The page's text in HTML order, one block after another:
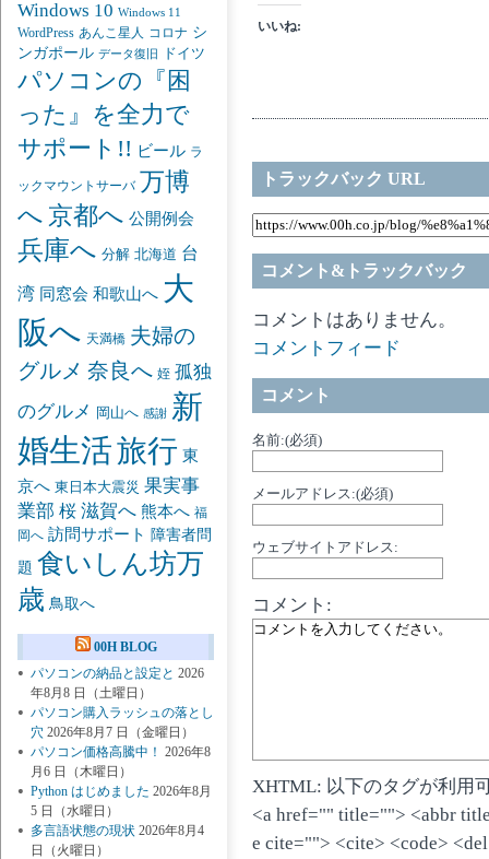
Windows 10 Windows 11
WordPress あんこ星人 コロナ シ
ンガポール データ復旧 ドイツ
パソコンの『困
った』を全力で
サポート!! ビール ラ
ックマウントサーバ 万博
へ 京都へ 公開例会
兵庫へ 分解 北海道 台
湾 同窓会 和歌山へ 大
阪へ 天満橋 夫婦の
グルメ 奈良へ 姪 孤独
のグルメ
岡山へ 感謝 新
婚生活旅行 東
京へ 東日本大震災 果実事
業部 桜 滋賀へ 熊本へ 福
岡へ 訪問サポート 障害者問
題 食いしん坊万
歳 鳥取へ
00H BLOG
パソコンの納品と設定と 2026
年8月8 日（土曜日）
パソコン購入ラッシュの落とし
穴 2026年8月7 日（金曜日）
パソコン価格高騰中！ 2026年8
月6 日（木曜日）
Python はじめました 2026年8月
5 日（水曜日）
多言語状態の現状 2026年8月4
日（火曜日）
いいね:
トラックバック URL
コメント&トラックバック
コメントはありません。
コメントフィード
コメント
名前:(必須)
メールアドレス:(必須)
ウェブサイトアドレス:
コメント:
XHTML: 以下のタグが利用
<a href="" title=""> <abbr
e cite=""> <cite> <code>